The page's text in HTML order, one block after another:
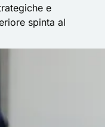
e
spinta al